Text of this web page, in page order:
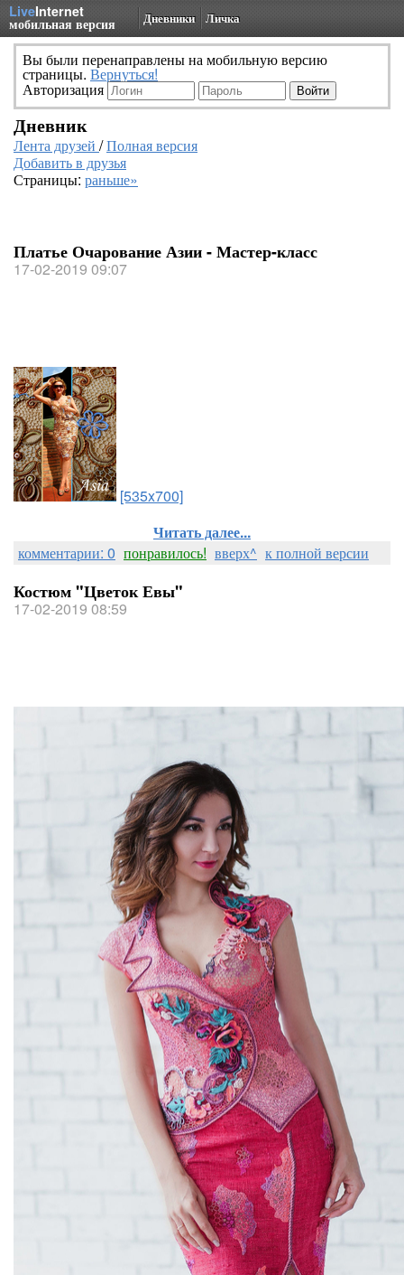
LiveInternet
мобильная версия Дневники Личка
Вы были перенаправлены на мобильную версию
страницы. Вернуться!
Авторизация
Дневник
Лента друзей /Полная версия
Добавить в друзья
Страницы: раньше»
Платье Очарование Азии - Мастер-класс
17-02-2019 09:07
[535x700]
Читать далее...
комментарии: 0 понравилось! вверх^ к полной версии
Костюм "Цветок Евы"
17-02-2019 08:59